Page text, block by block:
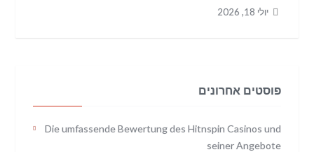
יולי 18, 2026
פוסטים אחרונים
Die umfassende Bewertung des Hitnspin Casinos und
seiner Angebote